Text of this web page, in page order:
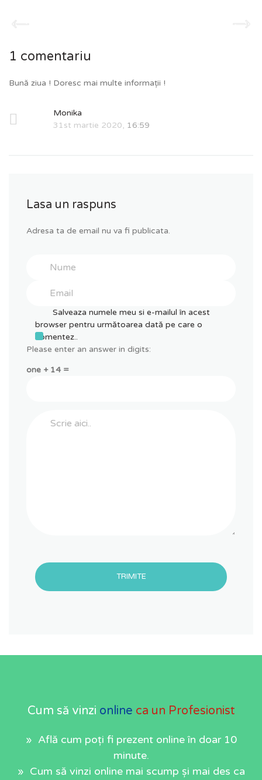
1 comentariu
Bună ziua ! Doresc mai multe informații !
Monika
31st martie 2020, 16:59
Lasa un raspuns
Adresa ta de email nu va fi publicata.
Salveaza numele meu si e-mailul în acest
browser pentru următoarea dată pe care o
comentez..
Please enter an answer in digits:
one + 14 =
TRIMITE
Cum să vinzi online ca un Profesionist
» Află cum poți fi prezent online în doar 10
minute.
» Cum să vinzi online mai scump și mai des ca